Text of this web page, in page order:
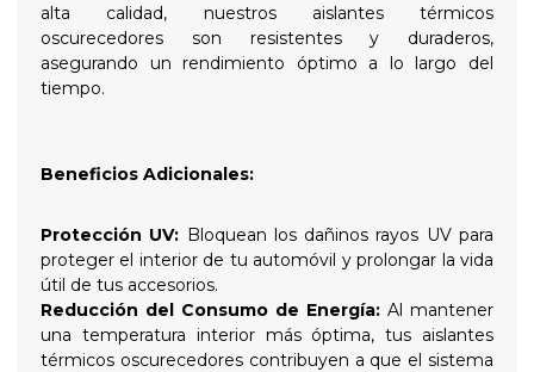
alta calidad, nuestros aislantes térmicos
oscurecedores son resistentes y duraderos,
asegurando un rendimiento óptimo a lo largo del
tiempo.
Beneficios Adicionales:
Protección UV: Bloquean los dañinos rayos UV para
proteger el interior de tu automóvil y prolongar la vida
útil de tus accesorios.
Reducción del Consumo de Energía: Al mantener
una temperatura interior más óptima, tus aislantes
térmicos oscurecedores contribuyen a que el sistema